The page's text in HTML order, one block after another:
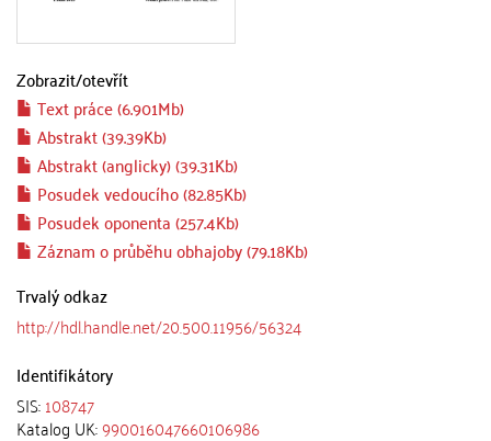
Zobrazit/otevřít
Text práce (6.901Mb)
Abstrakt (39.39Kb)
Abstrakt (anglicky) (39.31Kb)
Posudek vedoucího (82.85Kb)
Posudek oponenta (257.4Kb)
Záznam o průběhu obhajoby (79.18Kb)
Trvalý odkaz
http://hdl.handle.net/20.500.11956/56324
Identifikátory
SIS:108747
Katalog UK:990016047660106986